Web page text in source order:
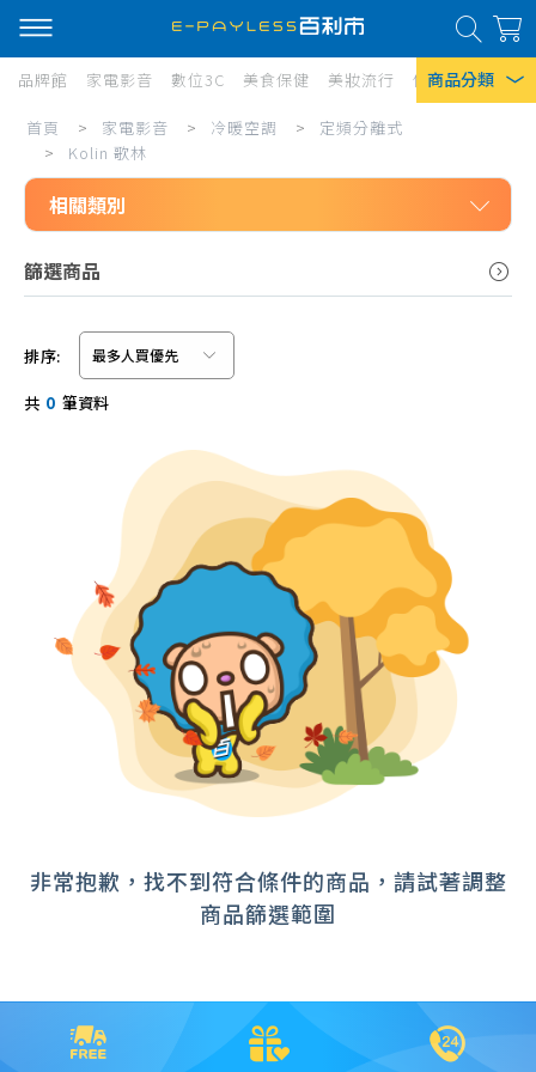
商品分類
熱門搜尋
風扇
口罩
除濕機
Iphone 17
品牌館 家電影音 數位3C 美食保健 美妝流行 傢俱寢具 居
Kolin
林
首頁 > 家電影音 > 冷暖空調 >
定頻分離式
>
Kolin 歌林
相關類別
冷暖空調
定頻分離式
HITACHI 日立
HERAN 禾聯
SANLUX 台灣三洋
CHIMEI 奇美
TECO 東元
MAXE 萬士益
BD 冰點
HiLi 海力
HAWRIN 華菱
Whirlpool惠而浦
篩選商品
信用卡/Line Pay/ATM
分期0利率
超商付款
~
確定範圍
排序:
共 0 筆資料
非常抱歉，找不到符合條件的商品，請試著調整
商品篩選範圍